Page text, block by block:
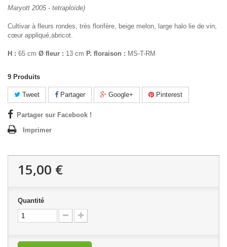
Maryott 2005 - tetraploïde)
Cultivar à fleurs rondes, très florifère, beige melon, large halo lie de vin,
cœur appliqué,abricot.
H : 65 cm Ø fleur : 13 cm P. floraison : MS-T-RM
9 Produits
Tweet Partager Google+ Pinterest
Partager sur Facebook !
Imprimer
15,00 €
Quantité